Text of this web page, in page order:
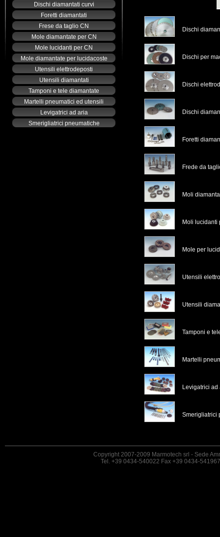
Dischi diamantati curvi
Foretti diamantati
Frese da taglio CN
Mole diamantate per CN
Mole lucidanti per CN
Mole diamantate per lucidacoste
Utensili elettrodeposti
Utensili diamantati
Tamponi e tele diamantate
Martelli pneumatici ed utensili
Levigatrici ad aria
Smerigliatrici pneumatiche
Dischi
Dischi per
Dischi
Dischi
Foretti
Frede da
Moli
Moli lucidanti
Mole per
Utensili
Utensili
Tamponi e
Martelli
Levigatrici ad
Smerigliatrici
Copyright 2007-2009 Marmotech srl - Sede
Tel. +39 0434-540022 Fax +39 0434-